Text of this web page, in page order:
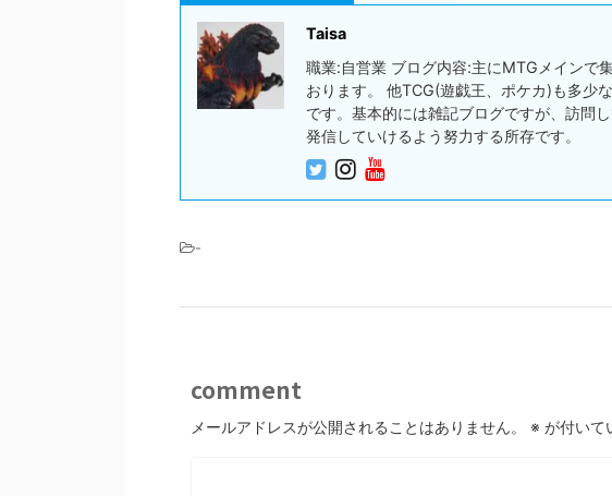
Taisa
職業:自営業 ブログ内容:主にMTGメインで
おります。 他TCG(遊戯王、ポケカ)も多少
です。基本的には雑記ブログですが、訪問
発信していけるよう努力する所存です。
-
comment
メールアドレスが公開されることはありません。 ※ が付いて